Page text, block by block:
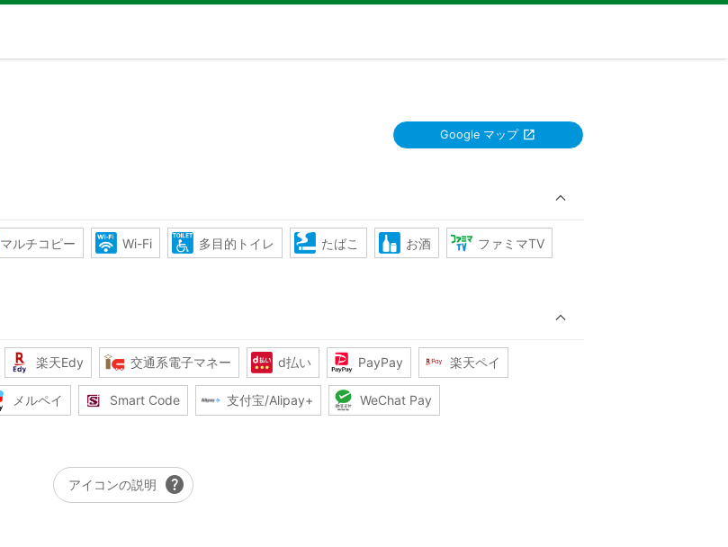
Google マップ
マルチコピー Wi-Fi 多目的トイレ たばこ お酒 ファミマTV
楽天Edy 交通系電子マネー d払い PayPay 楽天ペイ
メルペイ Smart Code 支付宝/Alipay+ WeChat Pay
アイコンの説明 help